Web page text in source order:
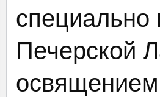
специально
Печерской
освящением